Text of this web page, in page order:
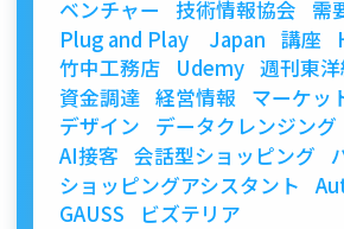
ベンチャー
技術情報協会
需
Plug and Play Japan 講座
竹中工務店
Udemy 週刊東
資金調達 経営情報 マーケッ
デザイン
データクレンジング
AI接客 会話型ショッピング
ショッピングアシスタント
GAUSS
ビズテリア